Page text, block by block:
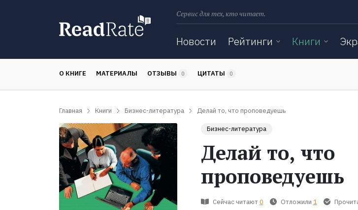
Сервис для тех, кто читает.
Новости Рейтинги Книги
О КНИГЕ МАТЕРИАЛЫ ОТЗЫВЫ 0 ЦИТАТЫ 0
Главная Книги Бизнес-литература Делай то, что проповедуешь
Бизнес-литература
Делай то, что
проповедуешь
Сейчас читают 0 Отложили 1